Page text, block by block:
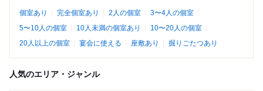
個室あり 完全個室あり 2人の個室
3〜4人の個室
5〜10人の個室
10人未満の個室あり
10〜20人の個室
20人以上の個室
宴会に使える 座敷あり 掘りごたつあり
人気のエリア・ジャンル